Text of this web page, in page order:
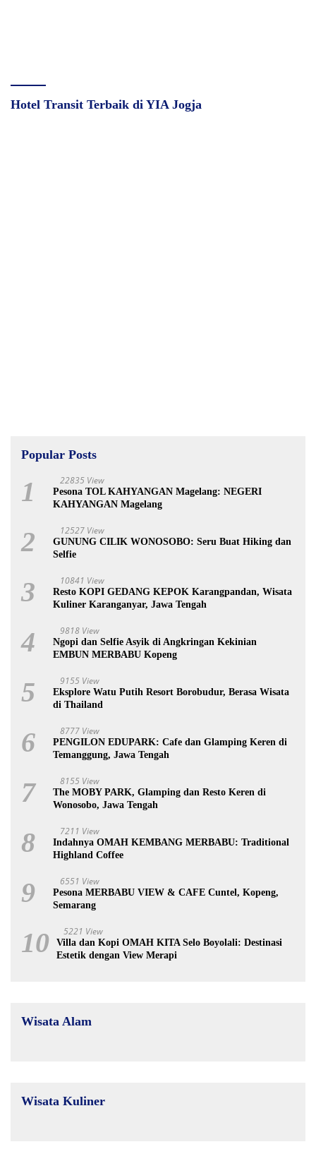
Hotel Transit Terbaik di YIA Jogja
Popular Posts
1 22835 View
Pesona TOL KAHYANGAN Magelang: NEGERI
KAHYANGAN Magelang
2 12527 View
GUNUNG CILIK WONOSOBO: Seru Buat Hiking dan
Selfie
3 10841 View
Resto KOPI GEDANG KEPOK Karangpandan, Wisata
Kuliner Karanganyar, Jawa Tengah
4 9818 View
Ngopi dan Selfie Asyik di Angkringan Kekinian
EMBUN MERBABU Kopeng
5 9155 View
Eksplore Watu Putih Resort Borobudur, Berasa Wisata
di Thailand
6 8777 View
PENGILON EDUPARK: Cafe dan Glamping Keren di
Temanggung, Jawa Tengah
7 8155 View
The MOBY PARK, Glamping dan Resto Keren di
Wonosobo, Jawa Tengah
8 7211 View
Indahnya OMAH KEMBANG MERBABU: Traditional
Highland Coffee
9 6551 View
Pesona MERBABU VIEW & CAFE Cuntel, Kopeng,
Semarang
10 5221 View
Villa dan Kopi OMAH KITA Selo Boyolali: Destinasi
Estetik dengan View Merapi
Wisata Alam
Wisata Kuliner